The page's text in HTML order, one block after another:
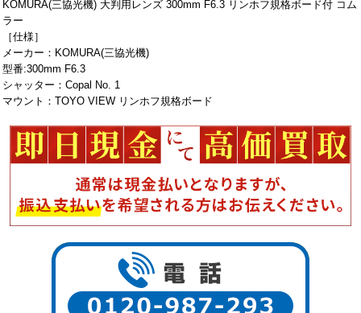
KOMURA(三協光機) 大判用レンズ 300mm F6.3 リンホフ規格ボード付 コム
ラー
［仕様］
メーカー：KOMURA(三協光機)
型番:300mm F6.3
シャッター：Copal No. 1
マウント：TOYO VIEW リンホフ規格ボード